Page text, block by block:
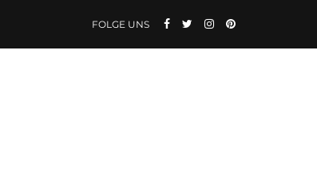
FOLGE UNS